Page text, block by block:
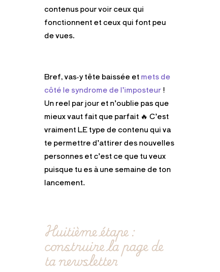
contenus pour voir ceux qui
fonctionnent et ceux qui font peu
de vues.
Bref, vas-y tête baissée et mets de
côté le syndrome de l’imposteur!
Un reel par jour et n’oublie pas que
mieux vaut fait que parfait 🔥 C’est
vraiment LE type de contenu qui va
te permettre d’attirer des nouvelles
personnes et c’est ce que tu veux
puisque tu es à une semaine de ton
lancement.
Huitième étape :
construire la page de
ta newsletter